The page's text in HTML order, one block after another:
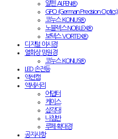
알펜 ALPEN®
GPO (German Precision Optics)
코누스 KONUS®
노블렉스 NOBLEX®
보텍스 VORTEX®
디지털 야시경
열화상 망원경
코누스 KONUS®
LED 손전등
액션캠
액세서리
어댑터
케이스
삼각대
나침반
루페·확대경
공지사항